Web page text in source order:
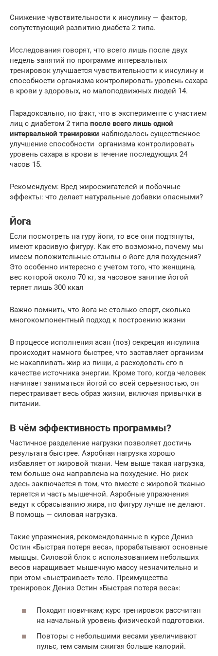
Снижение чувствительности к инсулину — фактор,
сопутствующий развитию диабета 2 типа.
Исследования говорят, что всего лишь после двух
недель занятий по программе интервальных
тренировок улучшается чувствительности к инсулину и
способности организма контролировать уровень сахара
в крови у здоровых, но малоподвижных людей 14.
Парадоксально, но факт, что в эксперименте с участием
лиц с диабетом 2 типа после всего лишь одной
интервальной тренировки наблюдалось существенное
улучшение способности организма контролировать
уровень сахара в крови в течение последующих 24
часов 15.
Рекомендуем: Вред жиросжигателей и побочные
эффекты: что делает натуральные добавки опасными?
Йога
Если посмотреть на гуру йоги, то все они подтянуты,
имеют красивую фигуру. Как это возможно, почему мы
имеем положительные отзывы о йоге для похудения?
Это особенно интересно с учетом того, что женщина,
вес которой около 70 кг, за часовое занятие йогой
теряет лишь 300 ккал
Важно помнить, что йога не столько спорт, сколько
многокомпонентный подход к построению жизни
В процессе исполнения асан (поз) секреция инсулина
происходит намного быстрее, что заставляет организм
не накапливать жир из пищи, а расходовать его в
качестве источника энергии. Кроме того, когда человек
начинает заниматься йогой со всей серьезностью, он
перестраивает весь образ жизни, включая привычки в
питании.
В чём эффективность программы?
Частичное разделение нагрузки позволяет достичь
результата быстрее. Аэробная нагрузка хорошо
избавляет от жировой ткани. Чем выше такая нагрузка,
тем больше она направлена на похудение. Но риск
здесь заключается в том, что вместе с жировой тканью
теряется и часть мышечной. Аэробные упражнения
ведут к сбрасыванию жира, но фигуру лучше не делают.
В помощь — силовая нагрузка.
Такие упражнения, рекомендованные в курсе Дениз
Остин «Быстрая потеря веса», прорабатывают основные
мышцы. Силовой блок с использованием небольших
весов наращивает мышечную массу незначительно и
при этом «выстраивает» тело. Преимущества
тренировок Дениз Остин «Быстрая потеря веса»:
Походит новичкам; курс тренировок рассчитан
на начальный уровень физической подготовки.
Повторы с небольшими весами увеличивают
пульс, тем самым сжигая больше калорий.